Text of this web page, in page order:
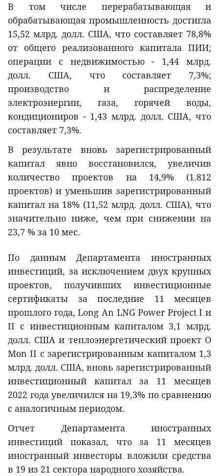
В том числе перерабатывающая и
обрабатывающая промышленность достигла
15,52 млрд. долл. США, что составляет 78,8%
от общего реализованного капитала ПИИ;
операции с недвижимостью - 1,44 млрд.
долл. США, что составляет 7,3%;
производство и распределение
электроэнергии, газа, горячей воды,
кондициониров - 1,43 млрд. долл. США, что
составляет 7,3%.
В результате вновь зарегистрированный
капитал явно восстановился, увеличив
количество проектов на 14,9% (1.812
проектов) и уменьшив зарегистрированный
капитал на 18% (11,52 млрд. долл. США), что
значительно ниже, чем при снижении на
23,7 % за 10 мес.
По данным Департамента иностранных
инвестиций, за исключением двух крупных
проектов, получивших инвестиционные
сертификаты за последние 11 месяцев
прошлого года, Long An LNG Power Project I и
II с инвестиционным капиталом 3,1 млрд.
долл. США и теплоэнергетический проект O
Mon II с зарегистрированным капиталом 1,3
млрд. долл. США, вновь зарегистрированный
инвестиционный капитал за 11 месяцев
2022 года увеличился на 19,3% по сравнению
с аналогичным периодом.
Отчет Департамента иностранных
инвестиций показал, что за 11 месяцев
иностранный инвесторы вложили средства
в 19 из 21 сектора народного хозяйства.